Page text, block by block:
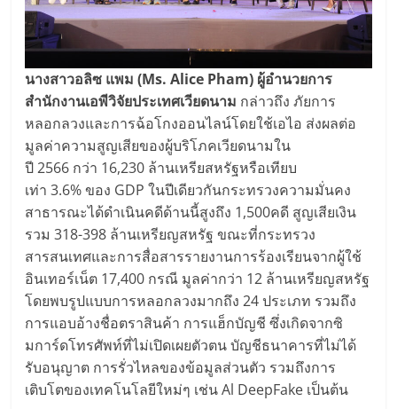
นางสาวอลิซ แพม (Ms. Alice Pham) ผู้อำนวยการ
สำนักงานเอพีวิจัยประเทศเวียดนาม กล่าวถึง ภัยการ
หลอกลวงและการฉ้อโกงออนไลน์โดยใช้เอไอ ส่งผลต่อ
มูลค่าความสูญเสียของผู้บริโภคเวียดนามใน
ปี 2566 กว่า 16,230 ล้านเหรียสหรัฐหรือเทียบ
เท่า 3.6% ของ GDP ในปีเดียวกันกระทรวงความมั่นคง
สาธารณะได้ดำเนินคดีด้านนี้สูงถึง 1,500คดี สูญเสียเงิน
รวม 318-398 ล้านเหรียญสหรัฐ ขณะที่กระทรวง
สารสนเทศและการสื่อสารรายงานการร้องเรียนจากผู้ใช้
อินเทอร์เน็ต 17,400 กรณี มูลค่ากว่า 12 ล้านเหรียญสหรัฐ
โดยพบรูปแบบการหลอกลวงมากถึง 24 ประเภท รวมถึง
การแอบอ้างชื่อตราสินค้า การแฮ็กบัญชี ซึ่งเกิดจากซิ
มการ์ดโทรศัพท์ที่ไม่เปิดเผยตัวตน บัญชีธนาคารที่ไม่ได้
รับอนุญาต การรั่วไหลของข้อมูลส่วนตัว รวมถึงการ
เติบโตของเทคโนโลยีใหม่ๆ เช่น Al DeepFake เป็นต้น